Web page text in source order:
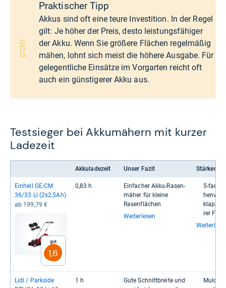
Praktischer Tipp
Akkus sind oft eine teure Investition. In der Regel
gilt: Je höher der Preis, desto leistungsfähiger
der Akku. Wenn Sie größere Flächen regelmäßig
mähen, lohnt sich meist die höhere Ausgabe. Für
gelegentliche Einsätze im Vorgarten reicht oft
auch ein günstigerer Akku aus.
Testsieger bei Akkumähern mit kurzer
Ladezeit
Akkuladezeit Unser Fazit Stärken
Ein­hell GE-​CM
36/33 Li (2x2,5Ah)
ab 199,79 €
Gut
1,6
0,83 h
Ein­fa­cher Akku-​Rasen­
mä­her für kleine
Rasen­flä­chen
Weiterlesen
5-​​
rer
Lidl / Park­side
1 h
Gute Schnitt­breite und